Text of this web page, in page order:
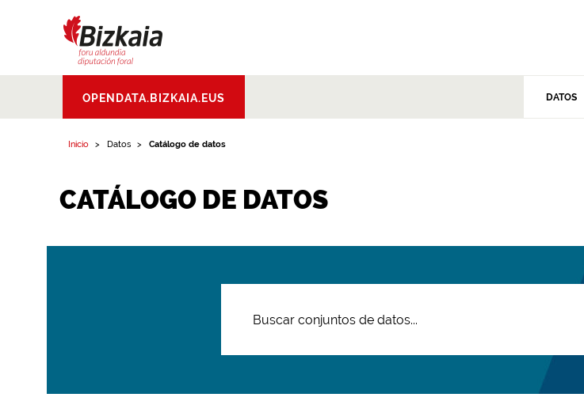
Aldundia.Diputacion
Foral de Bizkaia
OPENDATA.BIZKAIA.EUS DATOS
Inicio Datos Catálogo de datos
CATÁLOGO DE DATOS